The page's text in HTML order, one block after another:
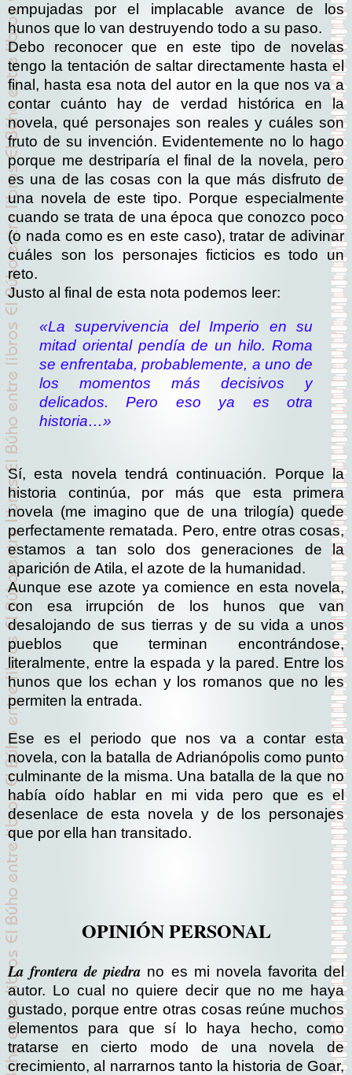
empujadas por el implacable avance de los
hunos que lo van destruyendo todo a su paso.
Debo reconocer que en este tipo de novelas
tengo la tentación de saltar directamente hasta el
final, hasta esa nota del autor en la que nos va a
contar cuánto hay de verdad histórica en la
novela, qué personajes son reales y cuáles son
fruto de su invención. Evidentemente no lo hago
porque me destriparía el final de la novela, pero
es una de las cosas con la que más disfruto de
una novela de este tipo. Porque especialmente
cuando se trata de una época que conozco poco
(o nada como es en este caso), tratar de adivinar
cuáles son los personajes ficticios es todo un
reto.
Justo al final de esta nota podemos leer:
«La supervivencia del Imperio en su
mitad oriental pendía de un hilo. Roma
se enfrentaba, probablemente, a uno de
los momentos más decisivos y
delicados. Pero eso ya es otra
historia…»
Sí, esta novela tendrá continuación. Porque la
historia continúa, por más que esta primera
novela (me imagino que de una trilogía) quede
perfectamente rematada. Pero, entre otras cosas,
estamos a tan solo dos generaciones de la
aparición de Atila, el azote de la humanidad.
Aunque ese azote ya comience en esta novela,
con esa irrupción de los hunos que van
desalojando de sus tierras y de su vida a unos
pueblos que terminan encontrándose,
literalmente, entre la espada y la pared. Entre los
hunos que los echan y los romanos que no les
permiten la entrada.
Ese es el periodo que nos va a contar esta
novela, con la batalla de Adrianópolis como punto
culminante de la misma. Una batalla de la que no
había oído hablar en mi vida pero que es el
desenlace de esta novela y de los personajes
que por ella han transitado.
OPINIÓN PERSONAL
La frontera de piedra no es mi novela favorita del
autor. Lo cual no quiere decir que no me haya
gustado, porque entre otras cosas reúne muchos
elementos para que sí lo haya hecho, como
tratarse en cierto modo de una novela de
crecimiento, al narrarnos tanto la historia de Goar,